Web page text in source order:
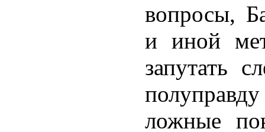
вопросы,
и иной
запутать
ложные